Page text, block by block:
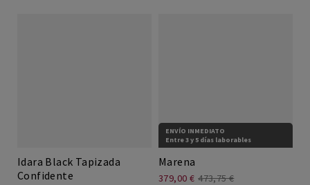
Idara Black Tapizada
Confidente
ENVÍO INMEDIATO
Entre 3 y 5 días laborables
Marena
379,00 € 473,75 €